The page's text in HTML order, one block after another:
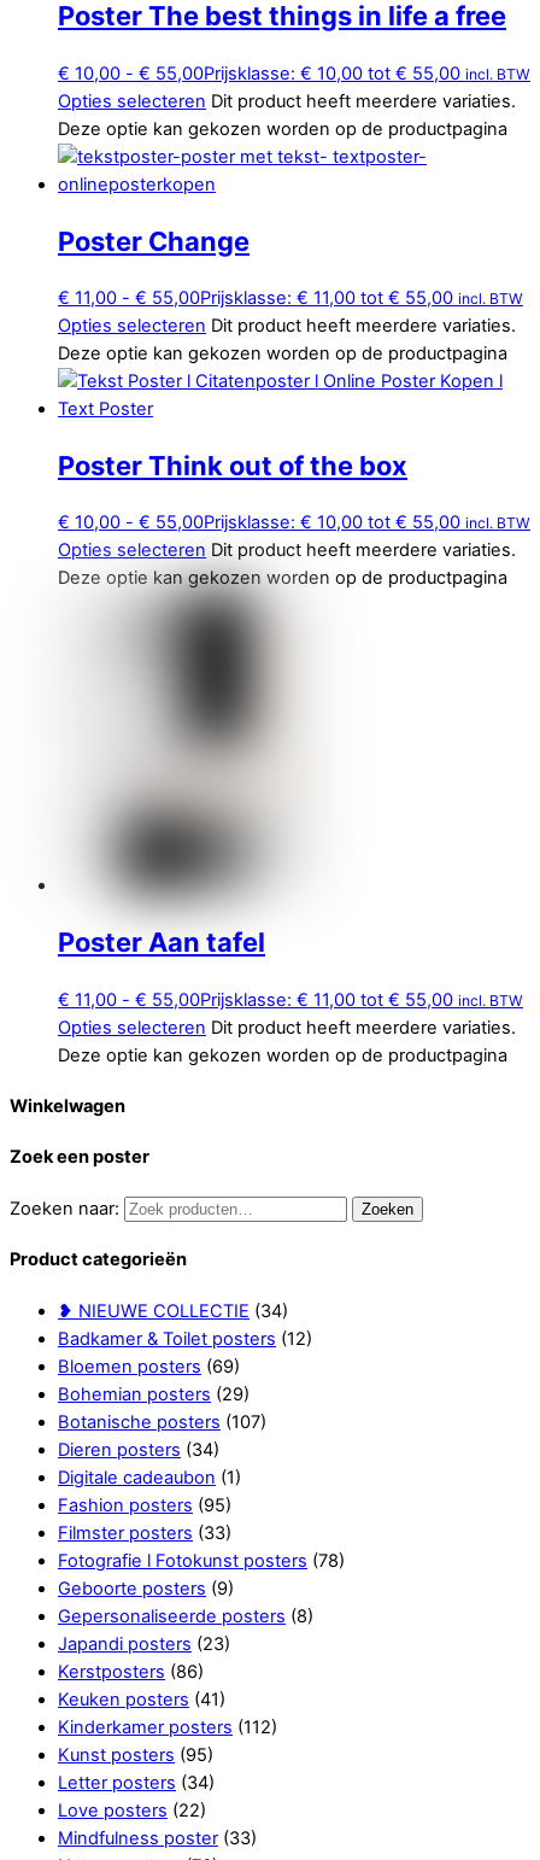
Poster The best things in life a free
€ 10,00 - € 55,00Prijsklasse: € 10,00 tot € 55,00 incl. BTW
Opties selecteren Dit product heeft meerdere variaties.
Deze optie kan gekozen worden op de productpagina
Poster Change
€ 11,00 - € 55,00Prijsklasse: € 11,00 tot € 55,00 incl. BTW
Opties selecteren Dit product heeft meerdere variaties.
Deze optie kan gekozen worden op de productpagina
Poster Think out of the box
€ 10,00 - € 55,00Prijsklasse: € 10,00 tot € 55,00 incl. BTW
Opties selecteren Dit product heeft meerdere variaties.
Deze optie kan gekozen worden op de productpagina
Poster Aan tafel
€ 11,00 - € 55,00Prijsklasse: € 11,00 tot € 55,00 incl. BTW
Opties selecteren Dit product heeft meerdere variaties.
Deze optie kan gekozen worden op de productpagina
Winkelwagen
Zoek een poster
Zoeken naar: Zoeken
Product categorieën
❥ NIEUWE COLLECTIE (34)
Badkamer & Toilet posters (12)
Bloemen posters (69)
Bohemian posters (29)
Botanische posters (107)
Dieren posters (34)
Digitale cadeaubon (1)
Fashion posters (95)
Filmster posters (33)
Fotografie l Fotokunst posters (78)
Geboorte posters (9)
Gepersonaliseerde posters (8)
Japandi posters (23)
Kerstposters (86)
Keuken posters (41)
Kinderkamer posters (112)
Kunst posters (95)
Letter posters (34)
Love posters (22)
Mindfulness poster (33)